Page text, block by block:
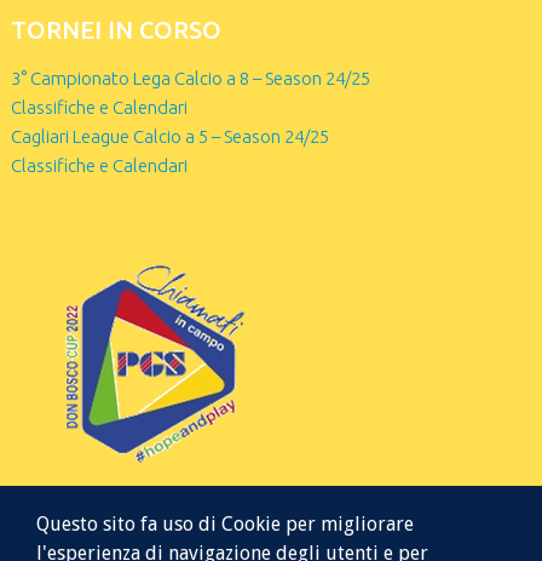
TORNEI IN CORSO
3° Campionato Lega Calcio a 8 – Season 24/25
Classifiche e Calendari
Cagliari League Calcio a 5 – Season 24/25
Classifiche e Calendari
Questo sito fa uso di Cookie per migliorare
l'esperienza di navigazione degli utenti e per